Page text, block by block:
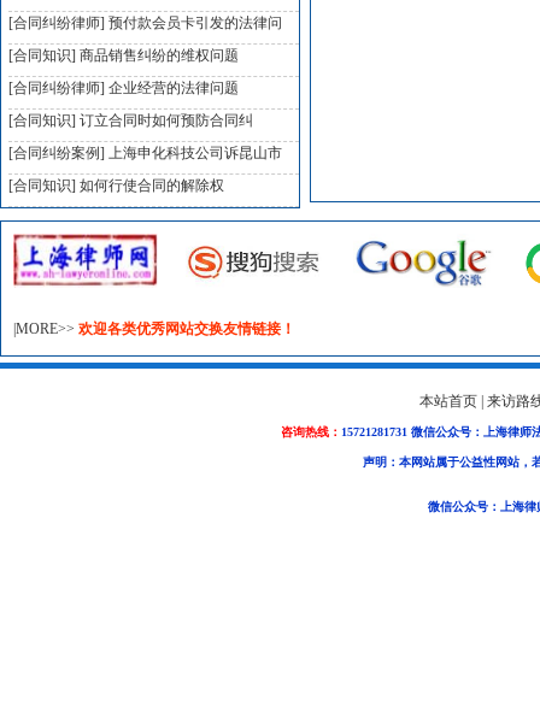
[合同纠纷律师] 预付款会员卡引发的法律问
[合同知识] 商品销售纠纷的维权问题
[合同纠纷律师] 企业经营的法律问题
[合同知识] 订立合同时如何预防合同纠
[合同纠纷案例] 上海申化科技公司诉昆山市
[合同知识] 如何行使合同的解除权
|MORE>> 欢迎各类优秀网站交换友情链接！
本站首页 来访路
咨询热线： 15721281731 微信公众号：上海律师
声明：本网站属于公益性网站，
微信公众号：上海